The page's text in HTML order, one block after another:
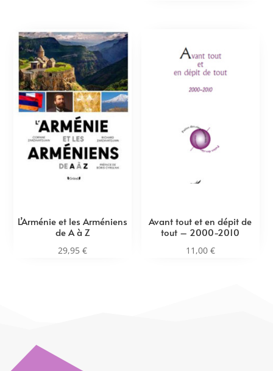
L’Arménie et les Arméniens
de A à Z
29,95€
Avant tout et en dépit de
tout – 2000-2010
11,00 €